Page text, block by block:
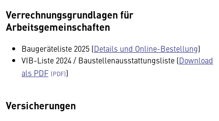
Verrechnungsgrundlagen für
Arbeitsgemeinschaften
Baugeräteliste 2025 (Details und Online-Bestellung)
VIB-Liste 2024 / Baustellenausstattungsliste (Download
als PDF
)
Versicherungen